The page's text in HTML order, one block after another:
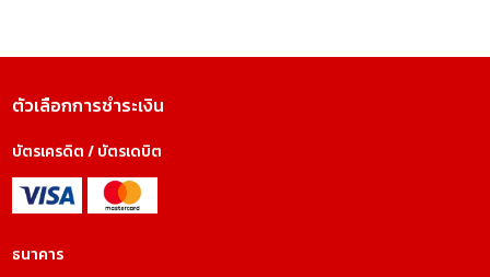
ตัวเลือกการชำระเงิน
บัตรเครดิต / บัตรเดบิต
ธนาคาร